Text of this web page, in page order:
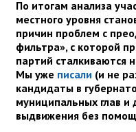
По итогам анализа
местного уровня
причин проблем с
фильтра», с которой
партий сталкиваются
Мы уже писали (и не
кандидаты в
муниципальных глав и
выдвижения без